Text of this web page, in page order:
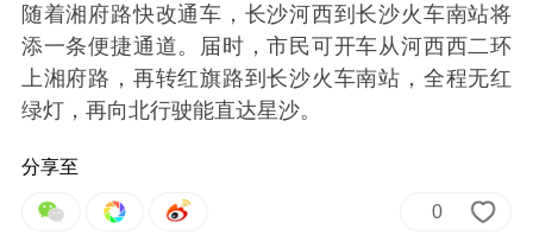
随着湘府路快改通车，长沙河西到长沙火车南站将
添一条便捷通道。届时，市民可开车从河西西二环
上湘府路，再转红旗路到长沙火车南站，全程无红
绿灯，再向北行驶能直达星沙。
分享至
0